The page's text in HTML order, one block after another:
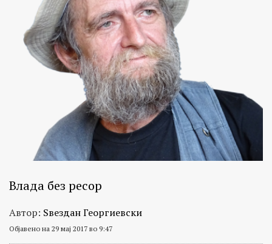
Влада без ресор
Автор: Ѕвездан Георгиевски
Објавено на 29 мај 2017 во 9:47